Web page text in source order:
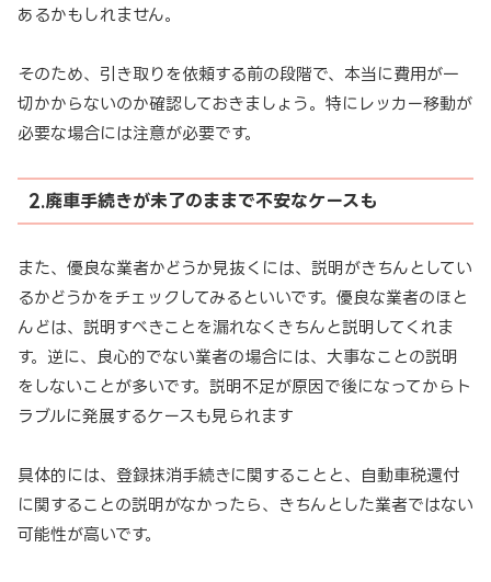
あるかもしれません。
そのため、引き取りを依頼する前の段階で、本当に費用が一
切かからないのか確認しておきましょう。特にレッカー移動が
必要な場合には注意が必要です。
2.廃車手続きが未了のままで不安なケースも
また、優良な業者かどうか見抜くには、説明がきちんとしてい
るかどうかをチェックしてみるといいです。優良な業者のほと
んどは、説明すべきことを漏れなくきちんと説明してくれま
す。逆に、良心的でない業者の場合には、大事なことの説明
をしないことが多いです。説明不足が原因で後になってからト
ラブルに発展するケースも見られます
具体的には、登録抹消手続きに関することと、自動車税還付
に関することの説明がなかったら、きちんとした業者ではない
可能性が高いです。